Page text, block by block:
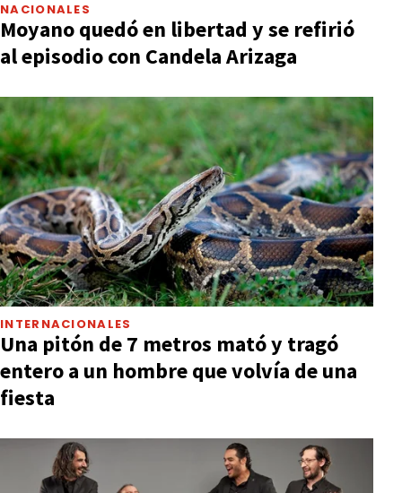
NACIONALES
Moyano quedó en libertad y se refirió
al episodio con Candela Arizaga
INTERNACIONALES
Una pitón de 7 metros mató y tragó
entero a un hombre que volvía de una
fiesta